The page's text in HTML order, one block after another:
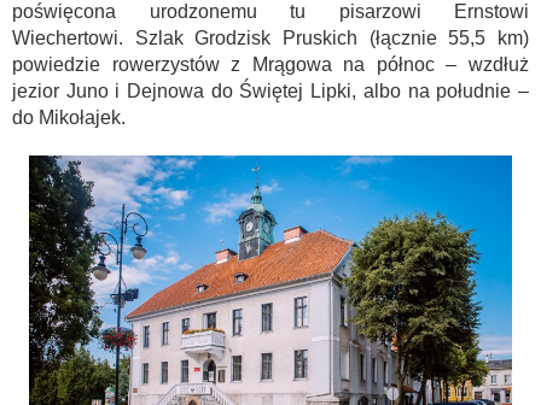
poświęcona urodzonemu tu pisarzowi Ernstowi
Wiechertowi. Szlak Grodzisk Pruskich (łącznie 55,5 km)
powiedzie rowerzystów z Mrągowa na północ – wzdłuż
jezior Juno i Dejnowa do Świętej Lipki, albo na południe –
do Mikołajek.